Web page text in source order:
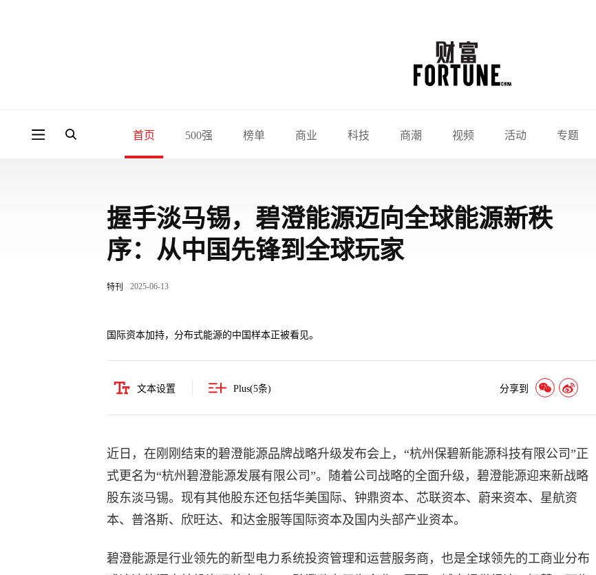
首页 500强 榜单 商业 科技 商潮 视频 活动 专题
握手淡马锡，碧澄能源迈向全球能源新秩
序：从中国先锋到全球玩家
特刊 2025-06-13
国际资本加持，分布式能源的中国样本正被看见。
文本设置 Plus(5条) 分享到
近日，在刚刚结束的碧澄能源品牌战略升级发布会上，“杭州保碧新能源科技有限公司”正
式更名为“杭州碧澄能源发展有限公司”。随着公司战略的全面升级，碧澄能源迎来新战略
股东淡马锡。现有其他股东还包括华美国际、钟鼎资本、芯联资本、蔚来资本、星航资
本、普洛斯、欣旺达、和达金服等国际资本及国内头部产业资本。
碧澄能源是行业领先的新型电力系统投资管理和运营服务商，也是全球领先的工商业分布